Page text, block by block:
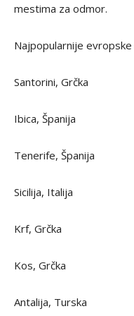
mestima za odmor.
Najpopularnije
Santorini, Grčka
Ibica, Španija
Tenerife, Španija
Sicilija, Italija
Krf, Grčka
Kos, Grčka
Antalija, Turska